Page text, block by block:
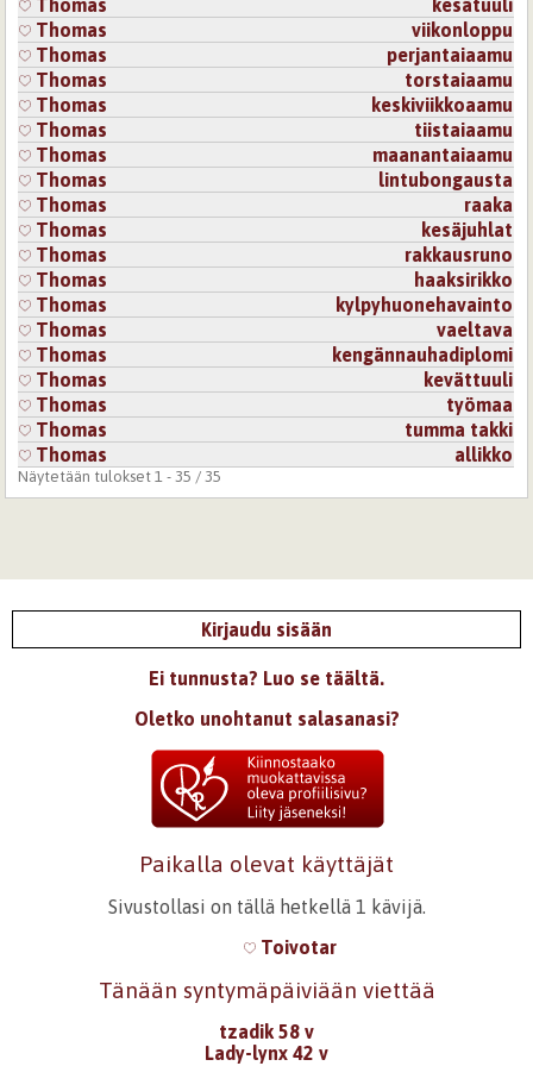
But the time it takes to find 1 word... and then check if
it doesn't have 4 meanings... it's a nice puzzle
Kirjaudu
kommentoidaksesi
23.5.2026 13:13
You can't see the bottom, you can feel it.
Kirjaudutairekisteröidykommentoidaksesi
26.5.2026 18:01
Mielenkiintoinen hyvä runo.
Kirjaudutairekisteröidykommentoidaksesi
26.5.2026 21:33
Kiitos. I'm glad it makes sense :)
Kirjaudutairekisteröidykommentoidaksesi
Thomas
kesätuuli
Thomas
viikonloppu
Thomas
perjantaiaamu
Thomas
torstaiaamu
Thomas
keskiviikkoaamu
Thomas
tiistaiaamu
Thomas
maanantaiaamu
Thomas
lintubongausta
Thomas
raaka
Thomas
kesäjuhlat
Thomas
rakkausruno
Thomas
haaksirikko
Thomas
kylpyhuonehavainto
Thomas
vaeltava
Thomas
kengännauhadiplomi
Thomas
kevättuuli
Thomas
työmaa
Thomas
tumma takki
Thomas
allikko
Näytetään tulokset 1 - 35 / 35
Kirjaudu sisään
Ei tunnusta? Luo se täältä.
Oletko unohtanut salasanasi?
Paikalla olevat käyttäjät
Sivustollasi on tällä hetkellä 1 kävijä.
Toivotar
Tänään syntymäpäiviään viettää
tzadik 58 v
Lady-lynx 42 v